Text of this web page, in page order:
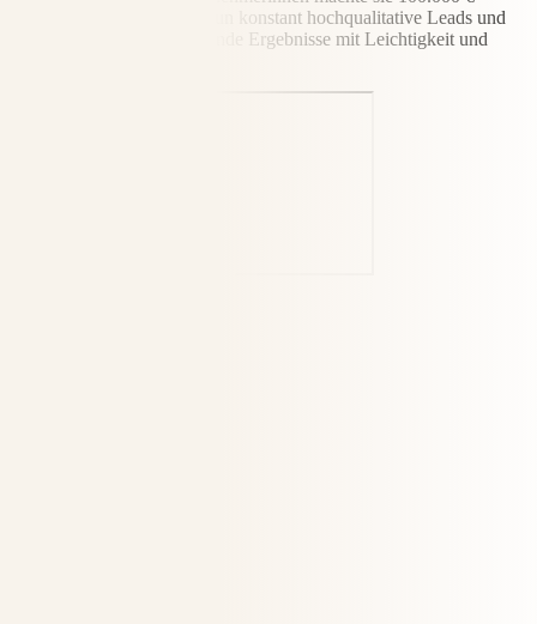
Umsatz. Yvonne gewinnt nun konstant hochqualitative Leads und
erzielt planbare, herausragende Ergebnisse mit Leichtigkeit und